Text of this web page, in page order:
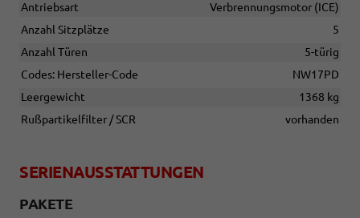
Antriebsart
Verbrennungsmotor (ICE)
Anzahl Sitzplätze
5
Anzahl Türen
5-türig
Codes: Hersteller-Code
NW17PD
Leergewicht
1368 kg
Rußpartikelfilter / SCR
vorhanden
SERIENAUSSTATTUNGEN
PAKETE